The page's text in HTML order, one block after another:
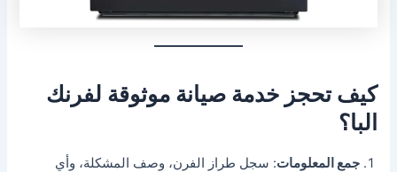
كيف تحجز خدمة صيانة موثوقة لفرنك
البا؟
جمع المعلومات: سجل طراز الفرن، وصف المشكلة، وأي